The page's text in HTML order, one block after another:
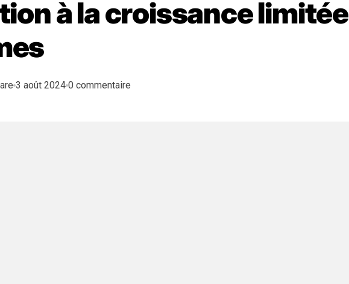
à la croissance limitée
3 août 2024 0 commentaire